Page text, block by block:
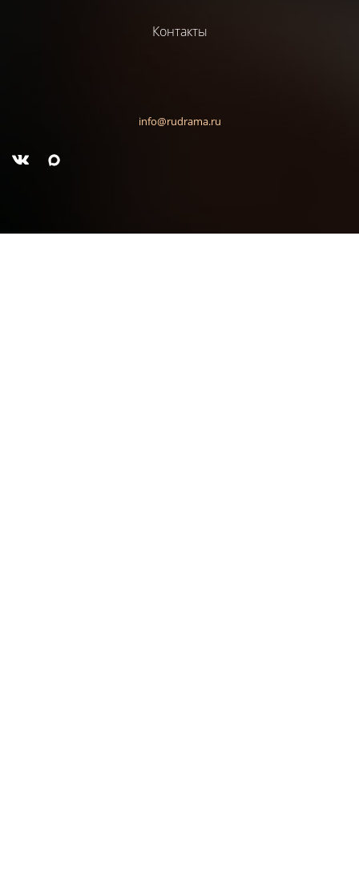
Контакты
info@rudrama.ru